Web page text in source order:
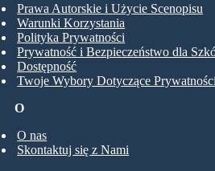
O
O nas
Skontaktuj się z Nami
Prawa Autorskie i Użycie Scenopisu
Warunki Korzystania
Polityka Prywatności
Prywatność i Bezpieczeństwo dla
Dostępność
Twoje Wybory Dotyczące Prywatności